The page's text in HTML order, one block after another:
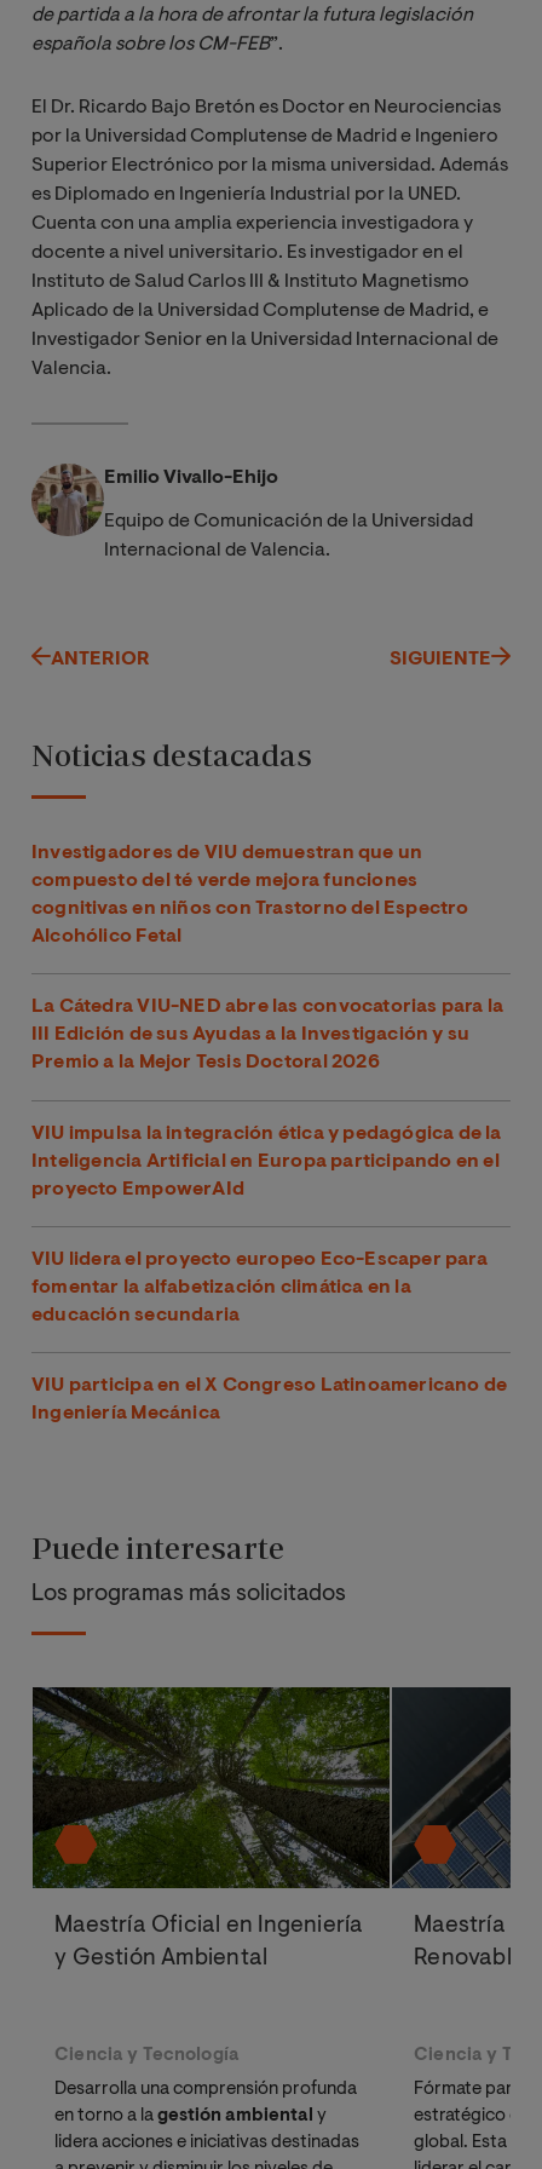
de partida a la hora de afrontar la futura legislación
española sobre los CM-FEB”.
El Dr. Ricardo Bajo Bretón es Doctor en Neurociencias
por la Universidad Complutense de Madrid e Ingeniero
Superior Electrónico por la misma universidad. Además
es Diplomado en Ingeniería Industrial por la UNED.
Cuenta con una amplia experiencia investigadora y
docente a nivel universitario. Es investigador en el
Instituto de Salud Carlos III & Instituto Magnetismo
Aplicado de la Universidad Complutense de Madrid, e
Investigador Senior en la Universidad Internacional de
Valencia.
Emilio Vivallo-Ehijo
Equipo de Comunicación de la Universidad
Internacional de Valencia.
ANTERIOR SIGUIENTE
Noticias destacadas
Investigadores de VIU demuestran que un
compuesto del té verde mejora funciones
cognitivas en niños con Trastorno del Espectro
Alcohólico Fetal
La Cátedra VIU-NED abre las convocatorias para la
III Edición de sus Ayudas a la Investigación y su
Premio a la Mejor Tesis Doctoral 2026
VIU impulsa la integración ética y pedagógica de la
Inteligencia Artificial en Europa participando en el
proyecto EmpowerAId
VIU lidera el proyecto europeo Eco-Escaper para
fomentar la alfabetización climática en la
educación secundaria
VIU participa en el X Congreso Latinoamericano de
Ingeniería Mecánica
Puede interesarte
Los programas más solicitados
Maestría Oficial en Ingeniería
y Gestión Ambiental
Ciencia y Tecnología
Desarrolla una comprensión profunda
en torno a lagestión ambiental y
lidera acciones e iniciativas destinadas
Maestría
Renovables
Ciencia y
Fórmate para
estratégico en
global. Esta